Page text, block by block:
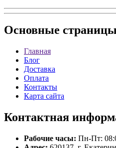
Основные страницы
Главная
Блог
Доставка
Оплата
Контакты
Карта сайта
Контактная
Рабочие часы: Пн-Пт: